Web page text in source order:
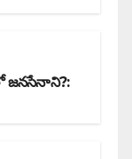
జనసేనాని?: